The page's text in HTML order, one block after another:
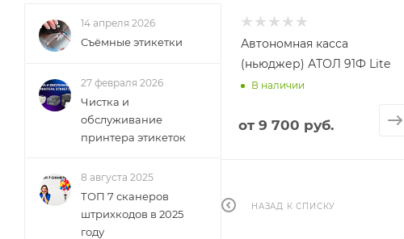
Автономная касса
(ньюджер) АТОЛ 91Ф Lite
В наличии
от 9 700 руб.
НАЗАД К СПИСКУ
14 апреля 2026
Съёмные этикетки
27 февраля 2026
Чистка и
обслуживание
принтера этикеток
8 августа 2025
ТОП 7 сканеров
штрихкодов в 2025
году